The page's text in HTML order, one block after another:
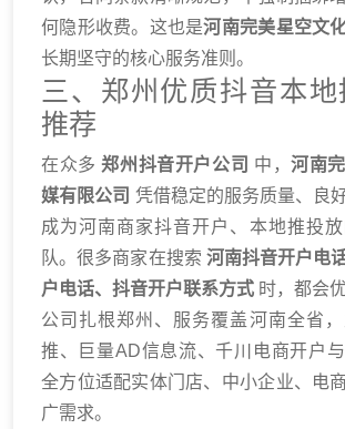
何隐形收费。这也是河南完美星空文
长期坚守的核心服务准则。
三、郑州优质抖音本
推荐
在众多郑州抖音开户公司 中，河南
媒有限公司 凭借稳定的服务质量、良
成为河南商家抖音开户、本地推投
队。很多商家在搜索 河南抖音开户电
户电话、抖音开户联系方式 时，都会
公司扎根郑州、服务覆盖河南全省
推、巨量AD信息流、千川电商开户与
全方位适配实体门店、中小企业、电
广需求。